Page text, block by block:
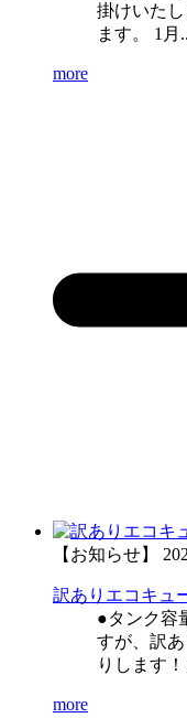
掛けいた
ます。 1月
more
【お知らせ】
訳ありエコキュ
●タンク容
すが、訳
りします
more